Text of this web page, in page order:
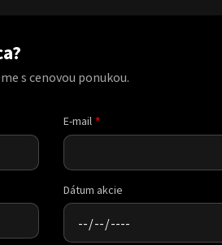
s cenovou ponukou.
E-mail
Dátum akcie